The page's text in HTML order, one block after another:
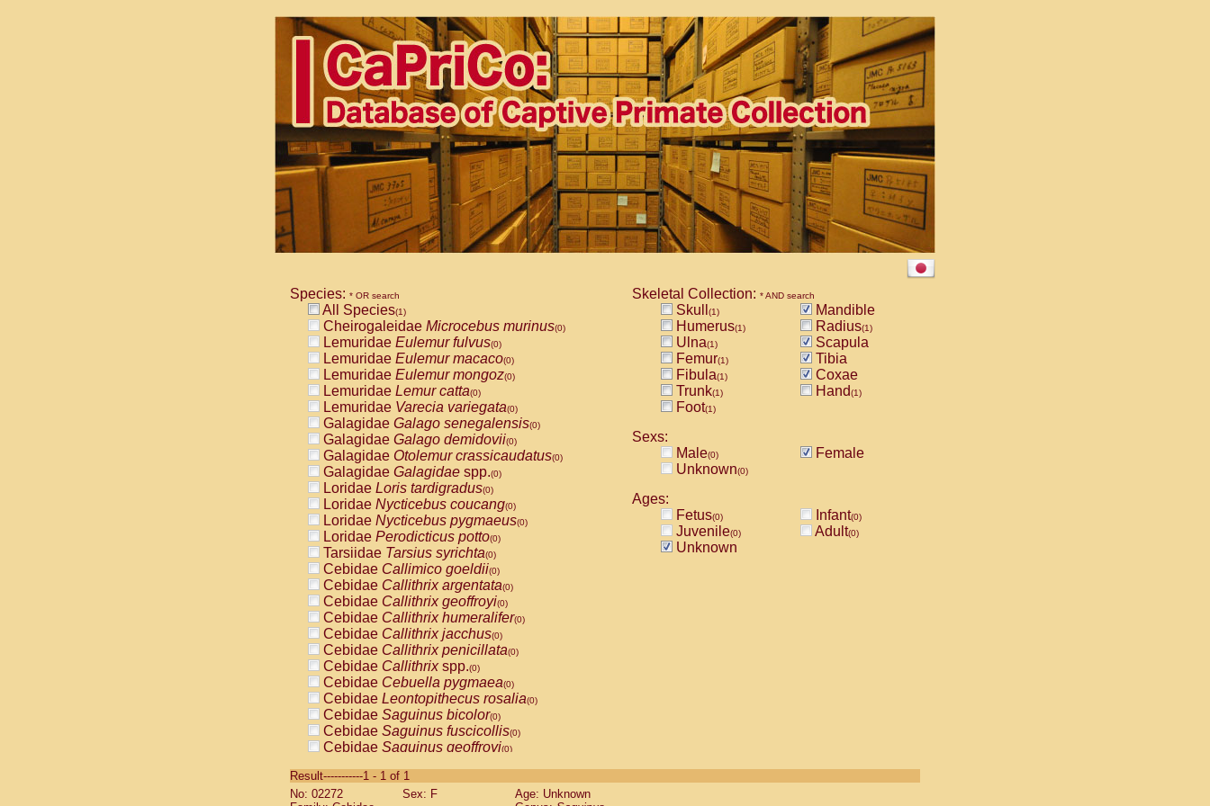
Species: * OR search
All Species(1)
Cheirogaleidae Microcebus murinus(0)
Lemuridae Eulemur fulvus(0)
Lemuridae Eulemur macaco(0)
Lemuridae Eulemur mongoz(0)
Lemuridae Lemur catta(0)
Lemuridae Varecia variegata(0)
Galagidae Galago senegalensis(0)
Galagidae Galago demidovii(0)
Galagidae Otolemur crassicaudatus(0)
Galagidae Galagidae spp.(0)
Loridae Loris tardigradus(0)
Loridae Nycticebus coucang(0)
Loridae Nycticebus pygmaeus(0)
Loridae Perodicticus potto(0)
Tarsiidae Tarsius syrichta(0)
Cebidae Callimico goeldii(0)
Cebidae Callithrix argentata(0)
Cebidae Callithrix geoffroyi(0)
Cebidae Callithrix humeralifer(0)
Cebidae Callithrix jacchus(0)
Cebidae Callithrix penicillata(0)
Cebidae Callithrixspp.(0)
Cebidae Cebuella pygmaea(0)
Cebidae Leontopithecus rosalia(0)
Cebidae Saguinus bicolor(0)
Cebidae Saguinus fuscicollis(0)
Cebidae Saguinus geoffroyi(0)
CebidaeSaguinus labiatus(0)
Cebidae Saguinus leucopus (0)
Skeletal Collection: * AND search
Skull (1)
Mandible
Humerus(1) Radius(1)
Ulna(1)
Scapula
Femur(1)
Tibia
Fibula(1)
Coxae
Trunk(1) Hand(1)
Foot(1)
Sexs:
Male(0)
Female
Unknown(0)
Ages:
Fetus(0) Infant(0)
Juvenile(0) Adult(0)
Unknown
Result-----------1 - 1 of 1
No: 02272
Sex: F
Age: Unknown